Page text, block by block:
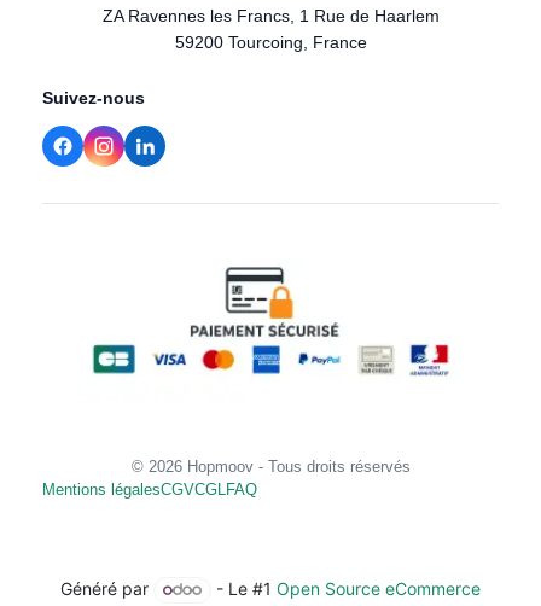
ZA Ravennes les Francs, 1 Rue de Haarlem
59200 Tourcoing, France
Suivez-nous
© 2026 Hopmoov - Tous droits réservés
Mentions légalesCGVCGL FAQ
Généré par - Le #1Open Source eCommerce